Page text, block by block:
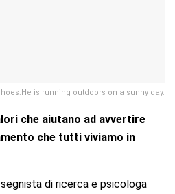
is running outdoors on a sunny day.
che aiutano ad avvertire
che tutti viviamo in
di ricerca e psicologa